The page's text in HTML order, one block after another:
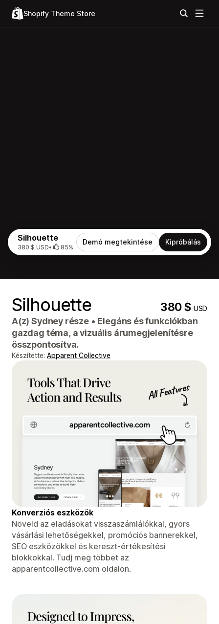
Shopify Theme Store
Silhouette
380 $ USD• 85%
Demó megtekintése Kipróbálás
Silhouette 380 $USD
A(z)Sydney része • Elegáns és funkciókban
gazdag téma, a vizuális árumegjelenítésre
összpontosítva.
Készítette: Apparent Collective
Konverziós eszközök
Növeld az eladásokat visszaszámlálókkal, gyors
vásárlási lehetőségekkel, promóciós bannerekkel,
SEO eszközökkel és kereszt-értékesítési
blokkokkal. Tudj meg többet az
apparentcollective.com oldalon.